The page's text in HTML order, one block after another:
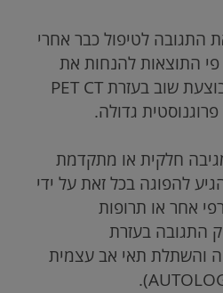
התגובה לטיפול כבר אחרי
פי התוצאות להנחות את
שוב בעזרת PET CT
גדולה.
חלקית או מתקדמת
להפוגה בכל זאת על ידי
אחר או תרופות
התגובה בעזרת
והשתלת תאי אב עצמית
.